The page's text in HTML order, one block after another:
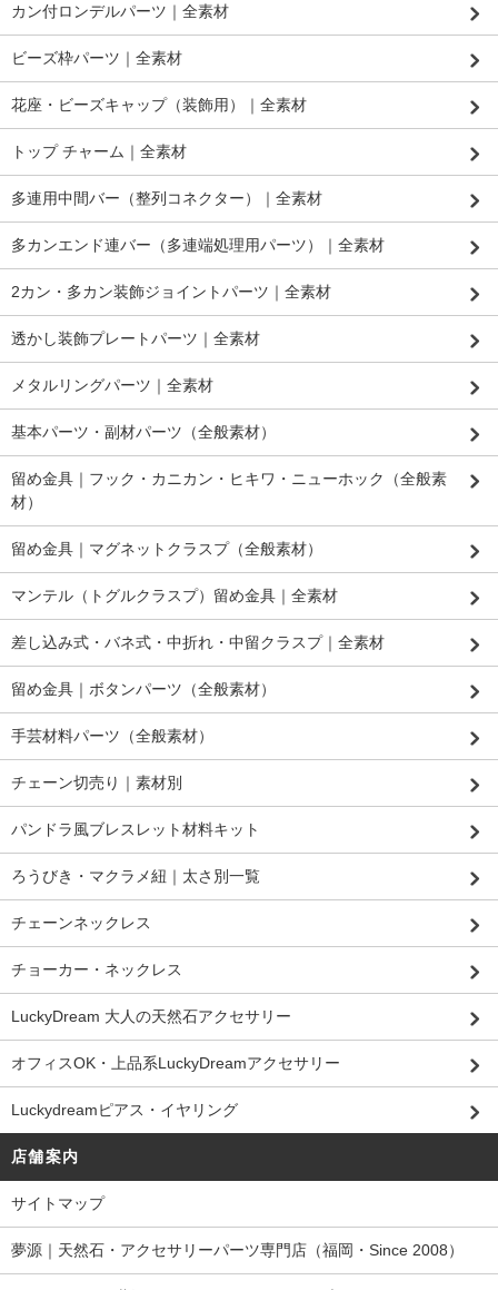
カン付ロンデルパーツ｜全素材
ビーズ枠パーツ｜全素材
花座・ビーズキャップ（装飾用）｜全素材
トップ チャーム｜全素材
多連用中間バー（整列コネクター）｜全素材
多カンエンド連バー（多連端処理用パーツ）｜全素材
2カン・多カン装飾ジョイントパーツ｜全素材
透かし装飾プレートパーツ｜全素材
メタルリングパーツ｜全素材
基本パーツ・副材パーツ（全般素材）
留め金具｜フック・カニカン・ヒキワ・ニューホック（全般素
材）
留め金具｜マグネットクラスプ（全般素材）
マンテル（トグルクラスプ）留め金具｜全素材
差し込み式・バネ式・中折れ・中留クラスプ｜全素材
留め金具｜ボタンパーツ（全般素材）
手芸材料パーツ（全般素材）
チェーン切売り｜素材別
パンドラ風ブレスレット材料キット
ろうびき・マクラメ紐｜太さ別一覧
チェーンネックレス
チョーカー・ネックレス
LuckyDream 大人の天然石アクセサリー
オフィスOK・上品系LuckyDreamアクセサリー
Luckydreamピアス・イヤリング
店舗案内
サイトマップ
夢源｜天然石・アクセサリーパーツ専門店（福岡・Since 2008）